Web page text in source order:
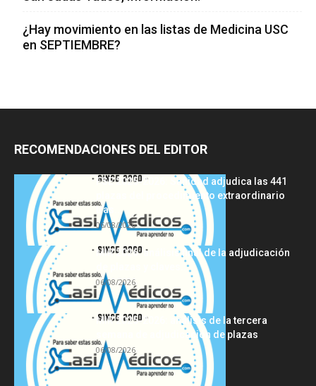
¿Hay movimiento en las listas de Medicina USC
en SEPTIEMBRE?
RECOMENDACIONES DEL EDITOR
FSE 2025-2026: Sanidad adjudica las 441
plazas del procedimiento extraordinario
tras...
06/08/2026
MIR 2026: análisis final de la adjudicación
de plazas y claves...
06/08/2026
MIR 2025-2026: análisis de la tercera
semana de adjudicación de plazas
06/08/2026